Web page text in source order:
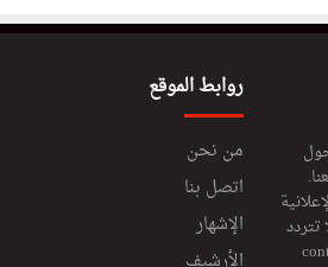
روابط الموقع
من نحن
اتصل بنا
الإشهار